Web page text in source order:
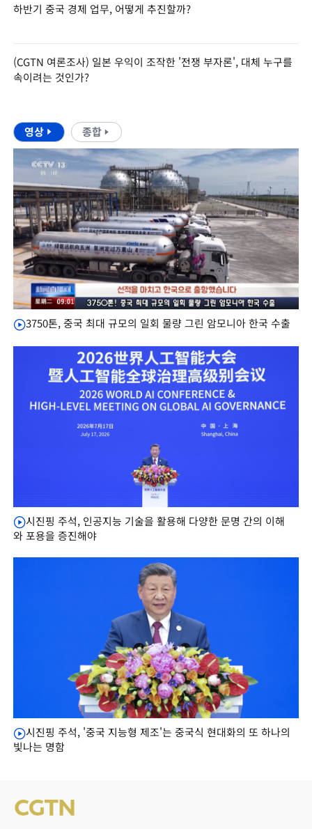
하반기 중국 경제 업무, 어떻게 추진할까?
(CGTN 여론조사) 일본 우익이 조작한 '전쟁 부자론', 대체 누구를
속이려는 것인가?
영상 종합
3750톤, 중국 최대 규모의 일회 물량 그린 암모니아 한국 수출
시진핑 주석, 인공지능 기술을 활용해 다양한 문명 간의 이해
와 포용을 증진해야
시진핑 주석, '중국 지능형 제조'는 중국식 현대화의 또 하나의
빛나는 명함